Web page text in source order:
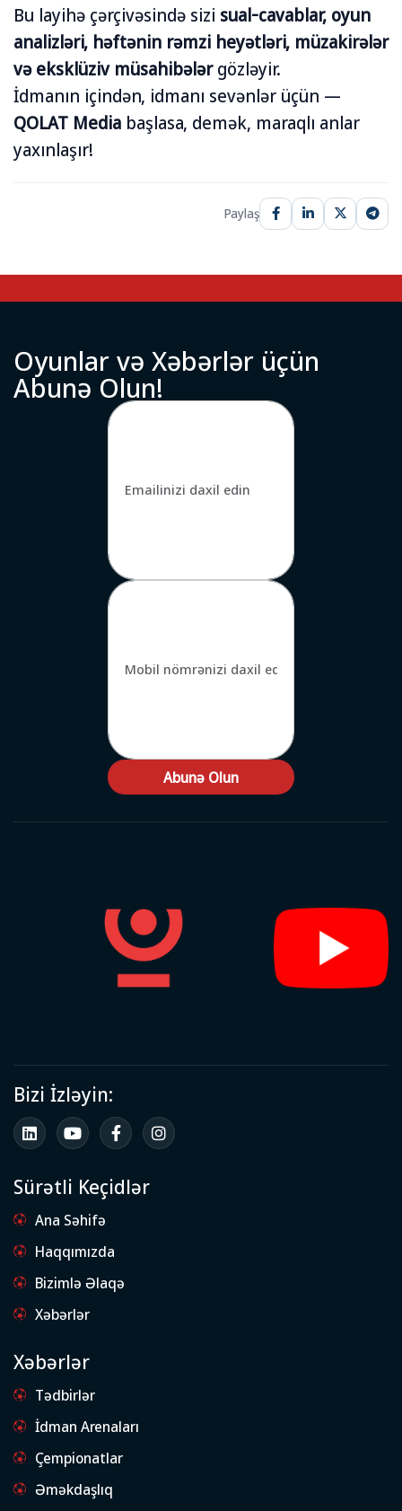
Bu layihə çərçivəsində sizi sual-cavablar, oyun
analizləri, həftənin rəmzi heyətləri, müzakirələr
və eksklüziv müsahibələrgözləyir.
İdmanın içindən, idmanı sevənlər üçün —
QOLAT Media başlasa, demək, maraqlı anlar
yaxınlaşır!
Paylaş
Oyunlarvə Xəbərlər üçün
Abunə Olun!
Abunə Olun
Bizi İzləyin:
Sürətli Keçidlər
Ana Səhifə
Haqqımızda
Bizimlə Əlaqə
Xəbərlər
Xəbərlər
Tədbirlər
İdman Arenaları
Çempionatlar
Əməkdaşlıq